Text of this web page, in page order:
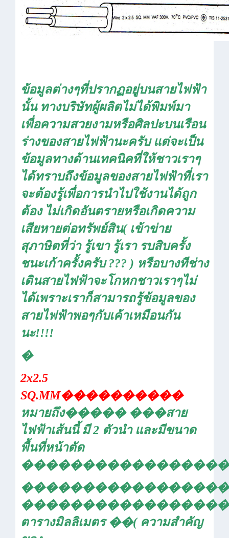
ข้อมูลต่างๆที่ปรากฏอยู่บนสายไฟฟ้า
นั้น ทางบริษัทผู้ผลิตไม่ได้พิมพ์มา
เพื่อความสวยงามหรือศิลปะบนเรือน
ร่างของสายไฟฟ้านะครับ แต่จะเป็น
ข้อมูลทางด้านเทคนิคที่ให้ชาวเราๆ
ได้ทราบถึงข้อมูลของสายไฟฟ้าที่เรา
จะต้องรู้เพื่อการนำไปใช้งานได้ถูก
ต้อง ไม่เกิดอันตรายหรือเกิดความ
เสียหายต่อทรัพย์สิน( เข้าข่าย
สุภาษิตที่ว่า รู้เขา รู้เรา รบสิบครั้ง
ชนะเก้าครั้งครับ??? ) หรือบางทีช่าง
เดินสายไฟฟ้าจะโกหกชาวเราๆไม่
ได้เพราะเราก็สามารถรู้ข้อมูลของ
สายไฟฟ้าพอๆกับเค้าเหมือนกัน
นะ!!!!
�
2x2.5
SQ.MM����������
หมายถึง����� ���สาย
ไฟฟ้าเส้นนี้ มี2 ตัวนำ และมีขนาด
พื้นที่หน้าตัด
ตารางมิลลิเมตร��( ความสำคัญ